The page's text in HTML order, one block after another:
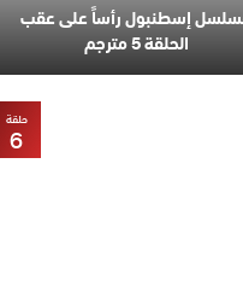
إسطنبول رأساً على عقب
الحلقة 5 مترجم
حلقة
6